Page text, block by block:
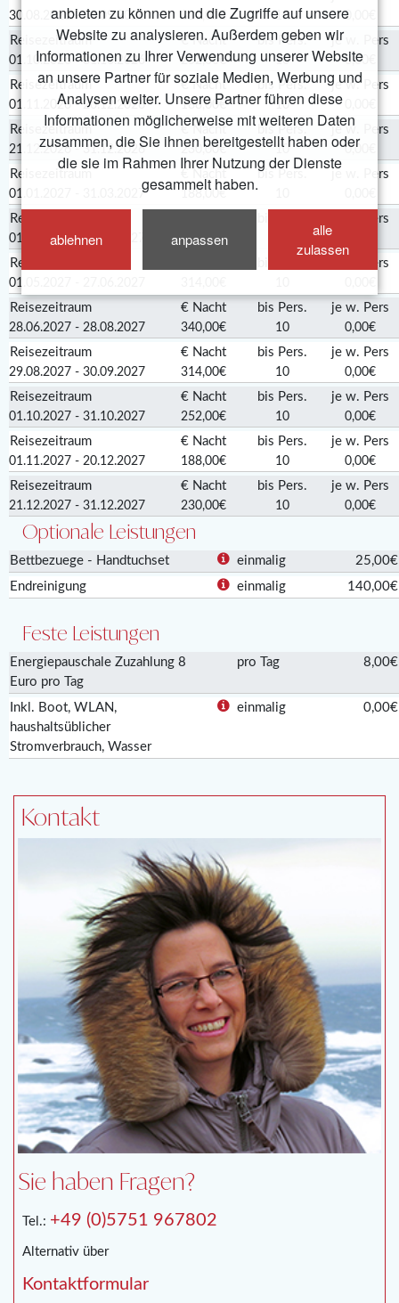
anbieten zu können und die Zugriffe auf unsere
Website zu analysieren. Außerdem geben wir
Informationen zu Ihrer Verwendung unserer Website
an unsere Partner für soziale Medien, Werbung und
Analysen weiter. Unsere Partner führen diese
Informationen möglicherweise mit weiteren Daten
zusammen, die Sie ihnen bereitgestellt haben oder
die sie im Rahmen Ihrer Nutzung der Dienste
gesammelt haben.
ablehnen anpassen
alle
zulassen
30.08.2026 - 30.09.2026 314,00€ 10 0,00€
Reisezeitraum € Nacht bis Pers. je w. Pers
01.10.2026 - 31.10.2026 252,00€ 10 0,00€
Reisezeitraum € Nacht bis Pers. je w. Pers
01.11.2026 - 20.12.2026 188,00€ 10
Reisezeitraum € Nacht bis Pers. je w. Pers
21.12.2026 - 31.12.2026 230,00€ 10 0,00€
Reisezeitraum bis Pers. je w. Pers
01.01.2027 - 31.03.2027
Reisezeitraum je w. Pers
01.04.2027 - 30.04.2027 252,00€
Reisezeitraum je w. Pers
01.05.2027 - 27.06.2027
Reisezeitraum € Nacht bis Pers. je w. Pers
28.06.2027 - 28.08.2027 340,00€ 10 0,00€
Reisezeitraum € Nacht bis Pers. je w. Pers
29.08.2027 - 30.09.2027 314,00€ 10 0,00€
Reisezeitraum € Nacht bis Pers. je w. Pers
01.10.2027 - 31.10.2027 252,00€ 10 0,00€
Reisezeitraum € Nacht bis Pers. je w. Pers
01.11.2027 - 20.12.2027 188,00€ 10 0,00€
Reisezeitraum € Nacht bis Pers. je w. Pers
21.12.2027 - 31.12.2027 230,00€ 10 0,00€
Optionale Leistungen
Bettbezuege - Handtuchset einmalig
25,00€
Endreinigung
einmalig 140,00€
Feste Leistungen
Energiepauschale Zuzahlung 8
Euro pro Tag
pro Tag 8,00€
Inkl. Boot, WLAN,
haushaltsüblicher
Stromverbrauch, Wasser
einmalig 0,00€
Kontakt
Sie haben Fragen?
Tel.: +49 (0)5751 967802
Alternativ über
Kontaktformular